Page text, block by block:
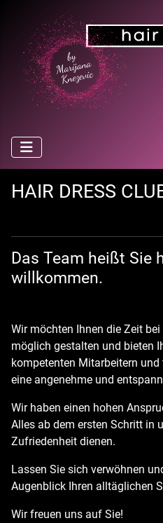
HAIR DRESS
Das Team heißt Sie
willkommen.
Wir möchten Ihnen die Zeit
möglich gestalten und bieten
kompetenten Mitarbeitern
eine angenehme und
Wir haben einen hohen
Alles ab dem ersten Schritt in
Zufriedenheit dienen.
Lassen Sie sich verwöhnen
Augenblick Ihren alltäglichen
Wir freuen uns auf Sie!